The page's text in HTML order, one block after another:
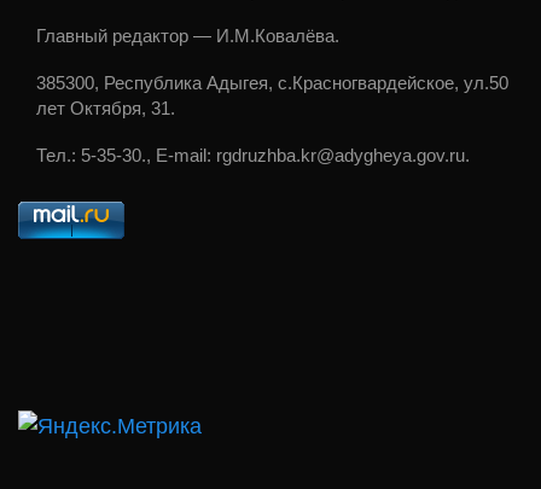
Главный редактор — И.М.Ковалёва.
385300, Республика Адыгея, с.Красногвардейское, ул.50
лет Октября, 31.
Тел.: 5-35-30., E-mail: rgdruzhba.kr@adygheya.gov.ru.